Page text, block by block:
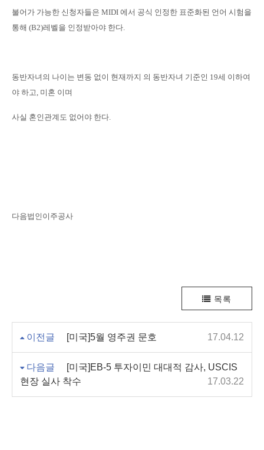
불어가 가능한 신청자들은 MIDI 에서 공식 인정한 표준화된 언어 시험을
통해 (B2)레벨을 인정받아야 한다.
동반자녀의 나이는 변동 없이 현재까지 의 동반자녀 기준인 19세 이하여
야 하고, 미혼 이며
사실 혼인관계도 없어야 한다.
다음법인이주공사
목록
이전글 [미국]5월 영주권 문호 17.04.12
다음글
[미국]EB-5 투자이민 대대적 감사, USCIS
현장 실사 착수
17.03.22